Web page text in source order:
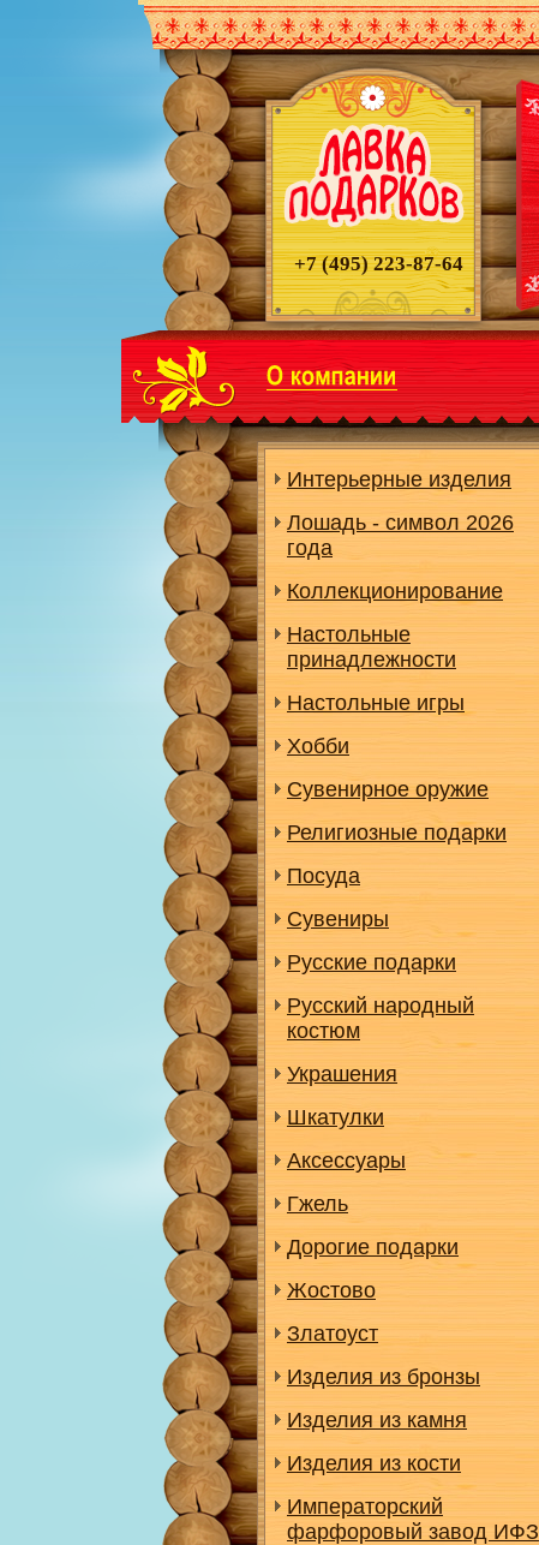
+7 (495) 223-87-64
Интерьерные изделия
Лошадь - символ 2026
года
Коллекционирование
Настольные
принадлежности
Настольные игры
Хобби
Сувенирное оружие
Религиозные подарки
Посуда
Сувениры
Русские подарки
Русский народный
костюм
Украшения
Шкатулки
Аксессуары
Гжель
Дорогие подарки
Жостово
Златоуст
Изделия из бронзы
Изделия из камня
Изделия из кости
Императорский
фарфоровый завод ИФЗ